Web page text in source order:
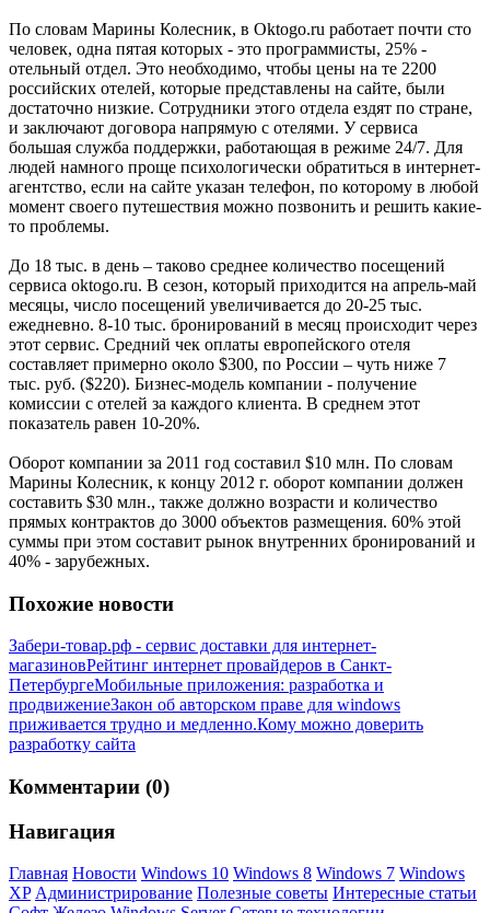
По словам Марины Колесник, в Oktogo.ru работает почти сто
человек, одна пятая которых - это программисты, 25% -
отельный отдел. Это необходимо, чтобы цены на те 2200
российских отелей, которые представлены на сайте, были
достаточно низкие. Сотрудники этого отдела ездят по стране,
и заключают договора напрямую с отелями. У сервиса
большая служба поддержки, работающая в режиме 24/7. Для
людей намного проще психологически обратиться в интернет-
агентство, если на сайте указан телефон, по которому в любой
момент своего путешествия можно позвонить и решить какие-
то проблемы.
До 18 тыс. в день – таково среднее количество посещений
сервиса oktogo.ru. В сезон, который приходится на апрель-май
месяцы, число посещений увеличивается до 20-25 тыс.
ежедневно. 8-10 тыс. бронирований в месяц происходит через
этот сервис. Средний чек оплаты европейского отеля
составляет примерно около $300, по России – чуть ниже 7
тыс. руб. ($220). Бизнес-модель компании - получение
комиссии с отелей за каждого клиента. В среднем этот
показатель равен 10-20%.
Оборот компании за 2011 год составил $10 млн. По словам
Марины Колесник, к концу 2012 г. оборот компании должен
составить $30 млн., также должно возрасти и количество
прямых контрактов до 3000 объектов размещения. 60% этой
суммы при этом составит рынок внутренних бронирований и
40% - зарубежных.
Похожие новости
Забери-товар.рф - сервис доставки для интернет-
магазиновРейтинг интернет провайдеров в Санкт-
ПетербургеМобильные приложения: разработка и
продвижениеЗакон об авторском праве для windows
приживается трудно и медленно.Кому можно доверить
разработку сайта
Комментарии (0)
Навигация
Главная Новости Windows 10 Windows 8 Windows 7 Windows
XP Администрирование Полезные советы Интересные статьи